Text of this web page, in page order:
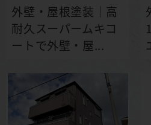
外壁・屋根塗装｜高
耐久スーパームキコ
ートで外壁・屋...